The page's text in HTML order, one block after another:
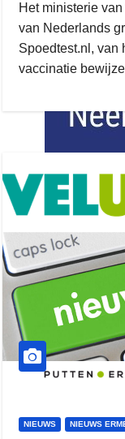
kleijer
Het ministerie
van Nederlands
Spoedtest.nl, van
vaccinatie
NIEUWS NIEUWS